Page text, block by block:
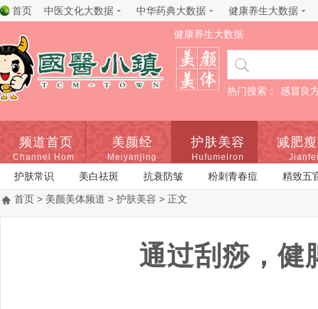
首页 中医文化大数据 中华药典大数据 健康养生大数据
健康养生大数据
热门搜索： 感冒良
频道首页
Channel Home
美颜经
Meiyanjing
护肤美容
Hufumeiron
减肥
护肤常识 美白祛斑 抗衰防皱 粉刺青春痘
精致五
首页 > 美颜美体频道 > 护肤美容 > 正文
通过刮痧，健